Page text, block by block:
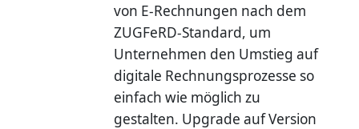
von E-Rechnungen nach dem
ZUGFeRD-Standard, um
Unternehmen den Umstieg auf
digitale Rechnungsprozesse so
einfach wie möglich zu
gestalten. Upgrade auf Version